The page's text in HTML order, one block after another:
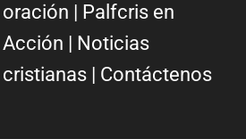
oración | Palfcris en
Acción | Noticias
cristianas| Contáctenos